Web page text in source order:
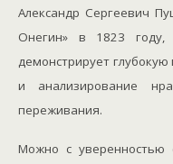
Александр Сергеевич
Онегин» в 1823
демонстрирует
и анализирование
переживания.
Можно с уверенностью